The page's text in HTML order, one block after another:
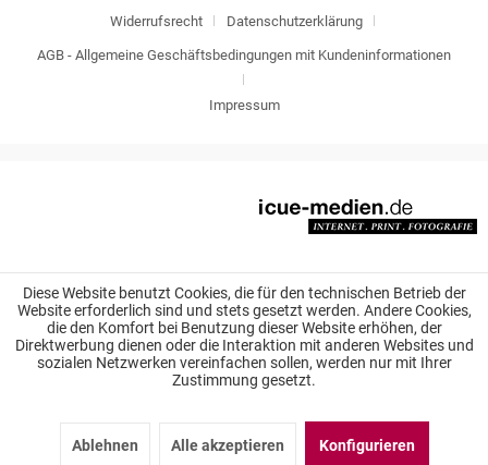
Widerrufsrecht Datenschutzerklärung
AGB - Allgemeine Geschäftsbedingungen mit Kundeninformationen
Impressum
Diese Website benutzt Cookies, die für den technischen Betrieb der
Website erforderlich sind und stets gesetzt werden. Andere Cookies,
die den Komfort bei Benutzung dieser Website erhöhen, der
Direktwerbung dienen oder die Interaktion mit anderen Websites und
sozialen Netzwerken vereinfachen sollen, werden nur mit Ihrer
Zustimmung gesetzt.
Ablehnen Alle akzeptieren Konfigurieren